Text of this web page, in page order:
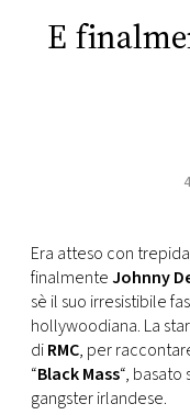
PRINCIPATO
E
Era atteso con
finalmenteJohnny
sè il suo irresistibile
hollywoodiana. La
diRMC, per
“Black Mass“, basato
gangster irlandese.